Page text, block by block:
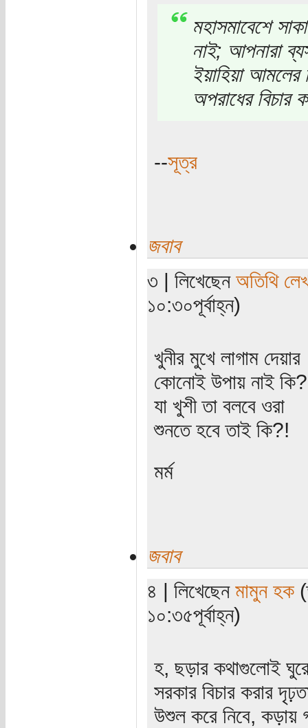
মহাসমাবেশে
নাই; আপনারা
ইয়াহিয়া আমলের
অপরাধের
--সূত্র
জবাব
৩ | লিখেছেন অতিথি
১০:৩০পূর্বাহ্ন)
খুনীর মুখে লাগাম দেয়ার
কোনোই উপায় নাই কি?
যা খুশী তা বলবে ওরা
শুনতে হবে তাই কি?!
মর্ম
জবাব
৪ | লিখেছেন মামুন হক
১০:৩৫পূর্বাহ্ন)
হ, ছড়ার কথাগুলোই
সরকার বিচার করার
উশুল করে নিবে, কড়ায়